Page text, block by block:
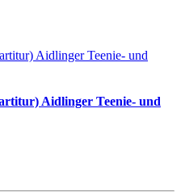
Aidlinger Teenie- und